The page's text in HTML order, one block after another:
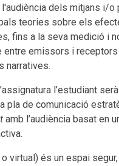
dels mitjans i/o
teories sobre els
fins a la seva medició i
entre emissors i
narratives.
l’estudiant
pla de comunicació
amb l’audiència basat en
virtual) és un espai